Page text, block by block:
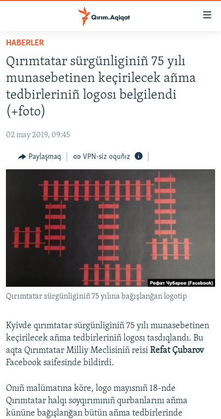
Esas
qaytmaq
Baş
navigatsiyağa
qaytmaq
Qıdıruvğa
SİYASET
İQTİSADİYAT
CEMİYET
İNSAN AQLARI
VİDEO
BLOGLAR
Русский
Українською
RFE/RS bütün saytları
HABERLER
Qırımtatar sürgünliginiñ 75 yılı
munasebetinen keçirilecek añma
tedbirleriniñ logosı belgilendi
(+foto)
02 may 2019, 09:45
Paylaşmaq VPN-siz oquñız
Qırımtatar sürgünliginiñ 75 yılına bağışlanğan logotip
Kyivde qırımtatar sürgünliginiñ 75 yılı munasebetinen
keçirilecek añma tedbirleriniñ logosı tasdıqlandı. Bu
aqta Qırımtatar Milliy Meclisiniñ reisi Refat Çubarov
Facebook saifesinde bildirdi.
Onıñ malümatına köre, logo mayısnıñ 18-nde
Qırımtatar halqı soyqırımınıñ qurbanlarını añma
kününe bağışlanğan bütün añma tedbirlerinde